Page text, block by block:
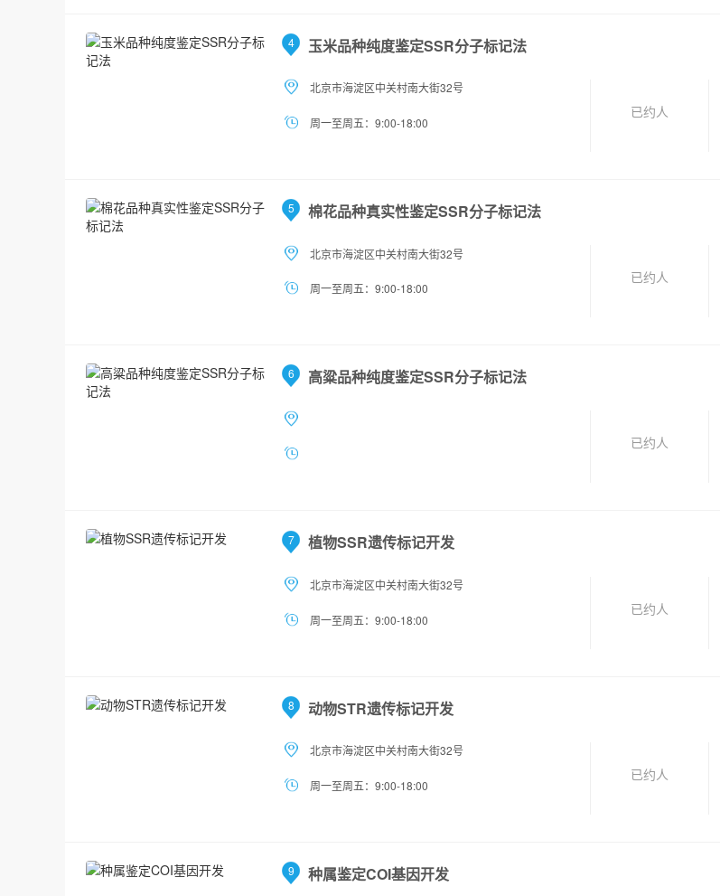
4 玉米品种纯度鉴定SSR分子标记法
已约 人
北京市海淀区中关村南大街32号
周一至周五：9:00-18:00
5 棉花品种真实性鉴定SSR分子标记法
已约人
北京市海淀区中关村南大街32号
周一至周五：9:00-18:00
6 高粱品种纯度鉴定SSR分子标记法
已约人
7 植物SSR遗传标记开发
已约 人
北京市海淀区中关村南大街32号
周一至周五：9:00-18:00
8 动物STR遗传标记开发
已约人
北京市海淀区中关村南大街32号
周一至周五：9:00-18:00
9 种属鉴定COI基因开发